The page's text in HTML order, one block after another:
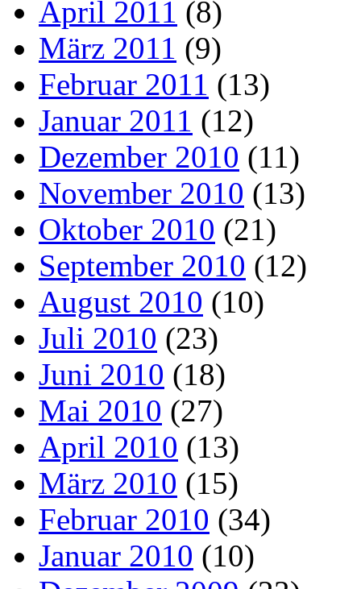
April 2011 (8)
März 2011 (9)
Februar 2011 (13)
Januar 2011 (12)
Dezember 2010 (11)
November 2010 (13)
Oktober 2010 (21)
September 2010 (12)
August 2010 (10)
Juli 2010 (23)
Juni 2010 (18)
Mai 2010 (27)
April 2010 (13)
März 2010 (15)
Februar 2010 (34)
Januar 2010 (10)